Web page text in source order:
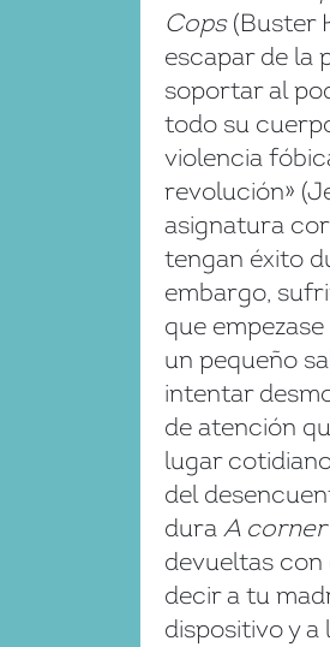
Cops(Buster
escapar de la
soportar al
todo su
violencia
revolución»
asignatura
tengan éxito
embargo,
que
un pequeño
intentar
de atención
lugar
del
duraA corner
devueltas con
decir a tu
dispositivo y